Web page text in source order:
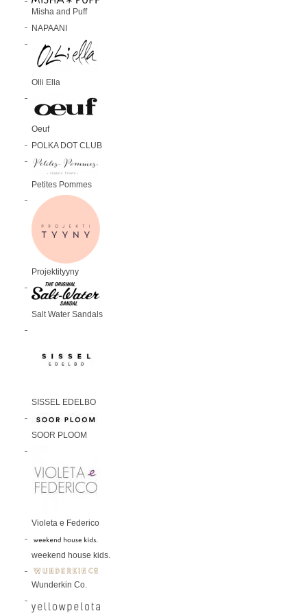
Misha and Puff
NAPAANI
Olli Ella
Oeuf
POLKA DOT CLUB
Petites Pommes
Projektityyny
Salt Water Sandals
SISSEL EDELBO
SOOR PLOOM
Violeta e Federico
weekend house kids.
Wunderkin Co.